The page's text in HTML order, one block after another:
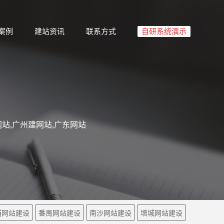
例 建站资讯 联系方式 自研系统演示
,广州建网站,广东网站
网站建设 番禺网站建设 南沙网站建设 增城网站建设